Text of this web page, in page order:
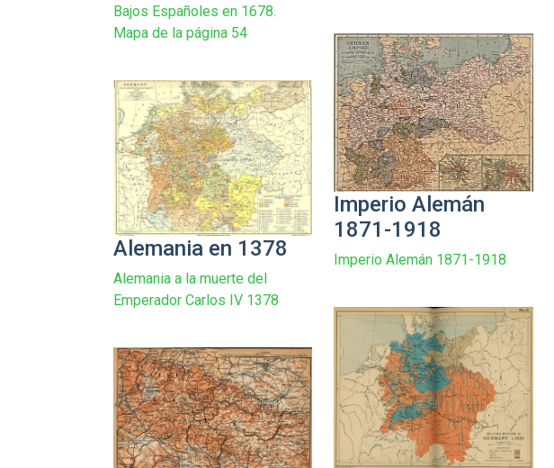
Bajos Españoles en 1678.
Mapa de la página 54
Imperio Alemán
1871-1918
Imperio Alemán 1871-1918
Alemania en 1378
Alemania a la muerte del
Emperador Carlos IV 1378